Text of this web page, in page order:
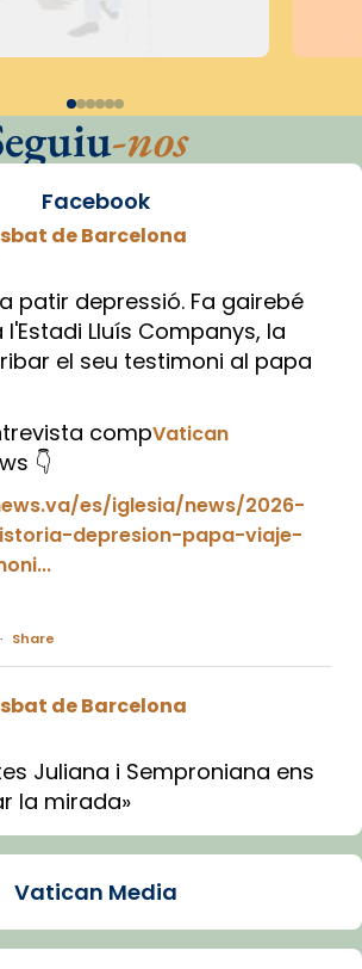
-nos
Facebook
de Barcelona
patir depressió. Fa gairebé
Lluís Companys, la
el seu testimoni al papa
compVatican
👇
es/iglesia/news/2026-
depresion-papa-viaje-
· Share
de Barcelona
Juliana i Semproniana ens
la mirada»
bisbe de Tortosa, ha
Vatican Media